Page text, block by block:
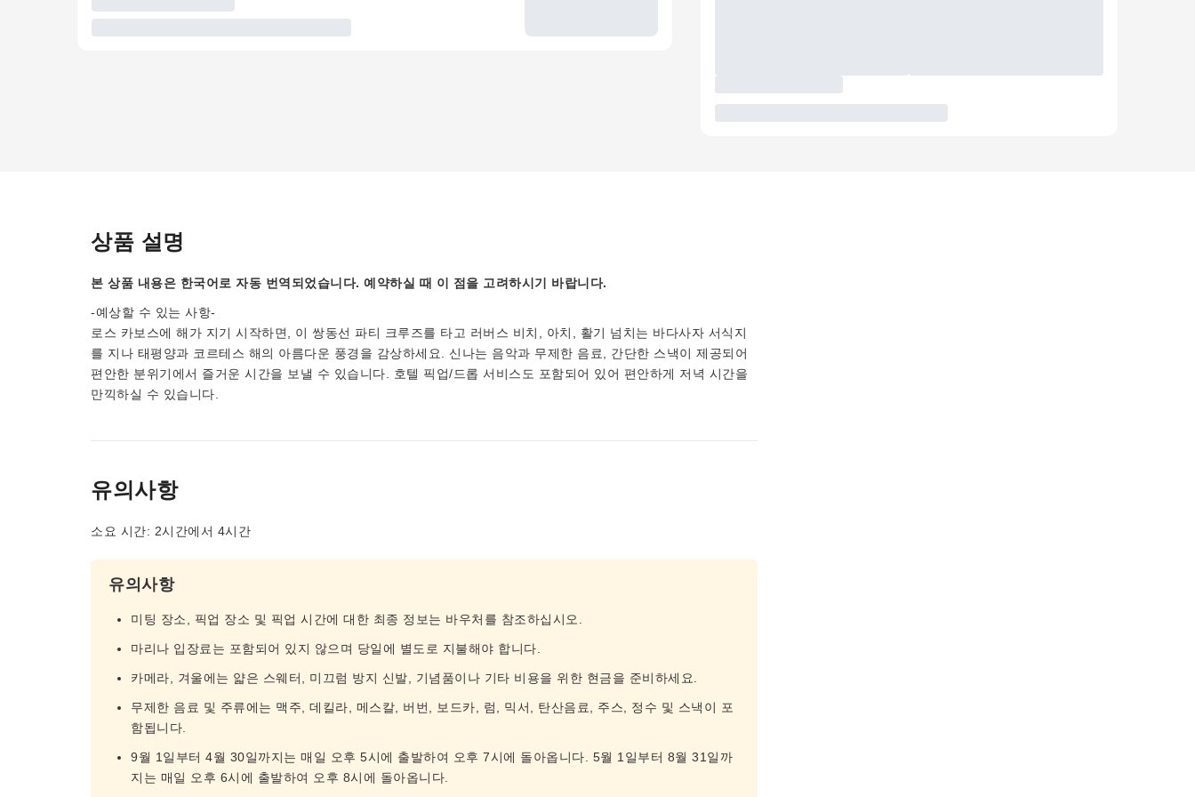
상품 설명
본 상품 내용은 한국어로 자동 번역되었습니다. 예약하실 때 이 점을 고려하시기 바랍니다.
-예상할 수 있는 사항-
로스 카보스에 해가 지기 시작하면, 이 쌍동선 파티 크루즈를 타고 러버스 비치, 아치, 활기 넘치는 바다사자 서식지
를 지나 태평양과 코르테스 해의 아름다운 풍경을 감상하세요. 신나는 음악과 무제한 음료, 간단한 스낵이 제공되어
편안한 분위기에서 즐거운 시간을 보낼 수 있습니다. 호텔 픽업/드롭 서비스도 포함되어 있어 편안하게 저녁 시간을
만끽하실 수 있습니다.
유의사항
소요 시간: 2시간에서 4시간
유의사항
미팅 장소, 픽업 장소 및 픽업 시간에 대한 최종 정보는 바우처를 참조하십시오.
마리나 입장료는 포함되어 있지 않으며 당일에 별도로 지불해야 합니다.
카메라, 겨울에는 얇은 스웨터, 미끄럼 방지 신발, 기념품이나 기타 비용을 위한 현금을 준비하세요.
무제한 음료 및 주류에는 맥주, 데킬라, 메스칼, 버번, 보드카, 럼, 믹서, 탄산음료, 주스, 정수 및 스낵이 포
함됩니다.
9월 1일부터 4월 30일까지는 매일 오후 5시에 출발하여 오후 7시에 돌아옵니다. 5월 1일부터 8월 31일까
지는 매일 오후 6시에 출발하여 오후 8시에 돌아옵니다.